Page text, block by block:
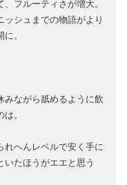
フルーティさが増大。
ッシュまでの物語がより
。
みながら舐めるように飲
。
れへんレベルで安く手に
いたほうがエエと思う